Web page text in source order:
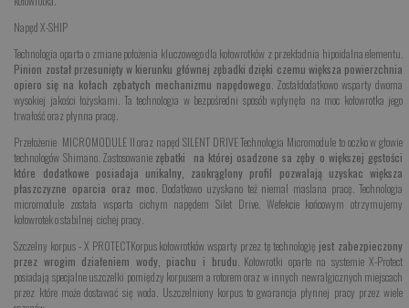
Napęd X-SHIP
Technologia oparta o zmiane położenia kluczowego dla kołowrotków z przekładnia hipoidalna elementu.
Pinion został przesunięty w kierunku głównej zębadki dzięki czemu większa powierzchnia
opiero się na kołach zębatych mechanizmu napędowego . Zostałdodatkowo wsparty dwoma
wysokiej jakości łożyskami. Ta technologia w bezpośredni sposób wpłynęła na moc kołowrotka jego
trwałość oraz płynna pracę.
Przełożenie MICROMODULE II oraz napęd SILENT DRIVETechnologia Micromodule to oczko w głowie
technologów Shimano. Zastosowanie zębatki na której osadzone sa zęby o większej gęstości
które dodatkowe posiadaja unikalny, zaokrąglony profil pozwalają uzyskac większa
płaszczyzne oparcia oraz moc . Dodatkowo uzyskano też niemal maslana pracę. Technologia
micromodule została wsparta cichym napędem Silet Drive. Wefekcie końcowym otrzymujemy
kołowrotek o stabilnej cichej pracy.
Szczelny korpus - X PROTECTKorpus kołowrotków wsparty przez tę technologię jest zabezpieczony
przez wrogim działeniem wody, piachu i brudu . Kołowrotki oparte na systemie X-Protect
posiadają specjalne uszczelki pomiędzy korpusem a rotorem oraz w innych newralgicznych miejscach
przez które może dostawać się woda. Uszczelniony korpus to gwarancja płynnej pracy przez wiele